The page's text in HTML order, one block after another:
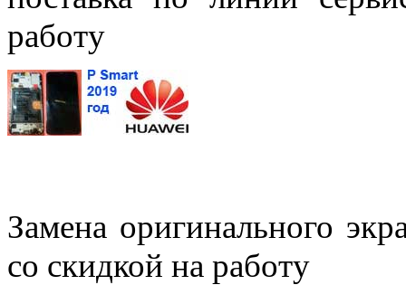
работу
Замена оригинального
со скидкой на работу